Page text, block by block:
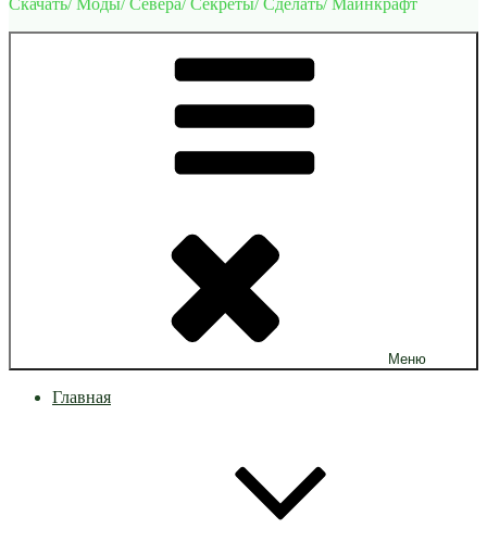
Скачать/ Моды/ Севера/ Секреты/ Сделать/ Майнкрафт
Меню
Главная